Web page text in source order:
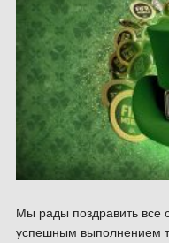
Мы рады поздравить
успешным выполнением